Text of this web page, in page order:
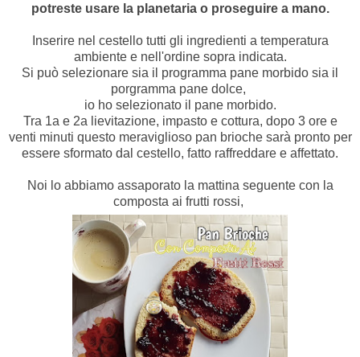
potreste usare la planetaria o proseguire a mano.
Inserire nel cestello tutti gli ingredienti a temperatura
ambiente e nell'ordine sopra indicata.
Si può selezionare sia il programma pane morbido sia il
porgramma pane dolce,
io ho selezionato il pane morbido.
Tra 1a e 2a lievitazione, impasto e cottura, dopo 3 ore e
venti minuti questo meraviglioso pan brioche sarà pronto per
essere sformato dal cestello, fatto raffreddare e affettato.
Noi lo abbiamo assaporato la mattina seguente con la
composta ai frutti rossi,